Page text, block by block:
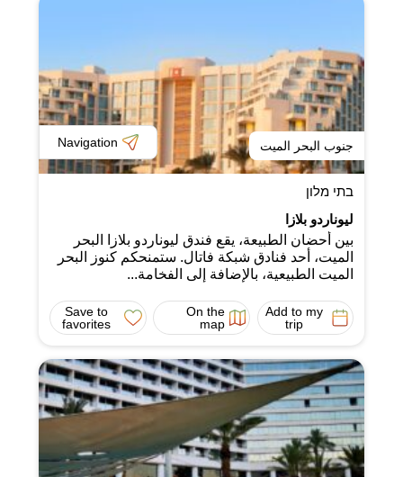
جنوب البحر الميت Navigation
בתי מלון
ليوناردو بلازا
بين أحضان الطبيعة، يقع فندق ليوناردو بلازا البحر
الميت، أحد فنادق شبكة فاتال. ستمنحكم كنوز البحر
الميت الطبيعية، بالإضافة إلى الفخامة...
Add to my
trip
On the
map
Save to
favorites